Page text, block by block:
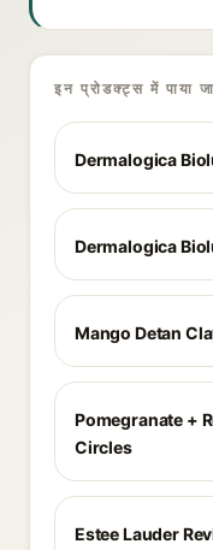
इन प्रोडक्ट्स में पाया
Dermalogica
Dermalogica
Mango Detan
Pomegranate +
Circles
Estee Lauder